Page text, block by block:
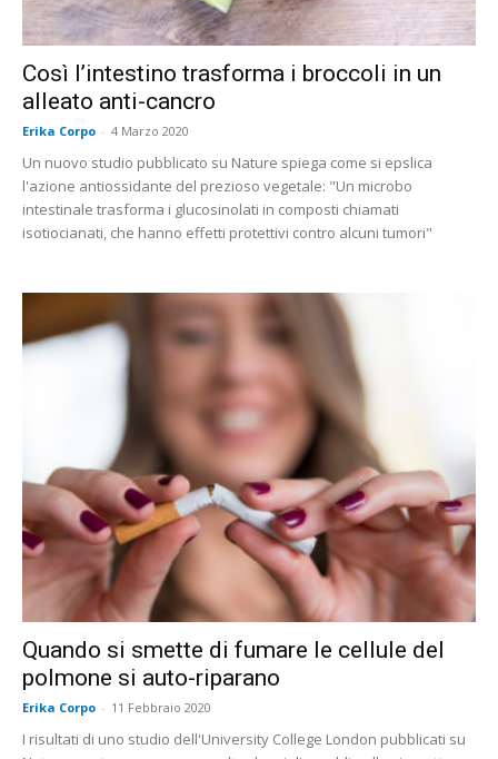
Così l’intestino trasforma i broccoli in un
alleato anti-cancro
Erika Corpo - 4 Marzo 2020
Un nuovo studio pubblicato su Nature spiega come si epslica
l'azione antiossidante del prezioso vegetale: "Un microbo
intestinale trasforma i glucosinolati in composti chiamati
isotiocianati, che hanno effetti protettivi contro alcuni tumori"
Quando si smette di fumare le cellule del
polmone si auto-riparano
Erika Corpo - 11 Febbraio 2020
I risultati di uno studio dell'University College London pubblicati su